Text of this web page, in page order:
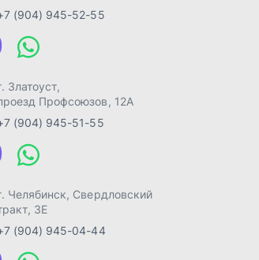
тракт, 3Е
заявку
Разработка -